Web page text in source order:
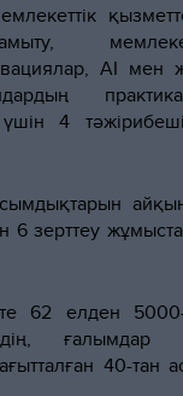
AI мен
4
6 зерттеу
62 елден
ғалымдар
40-тан